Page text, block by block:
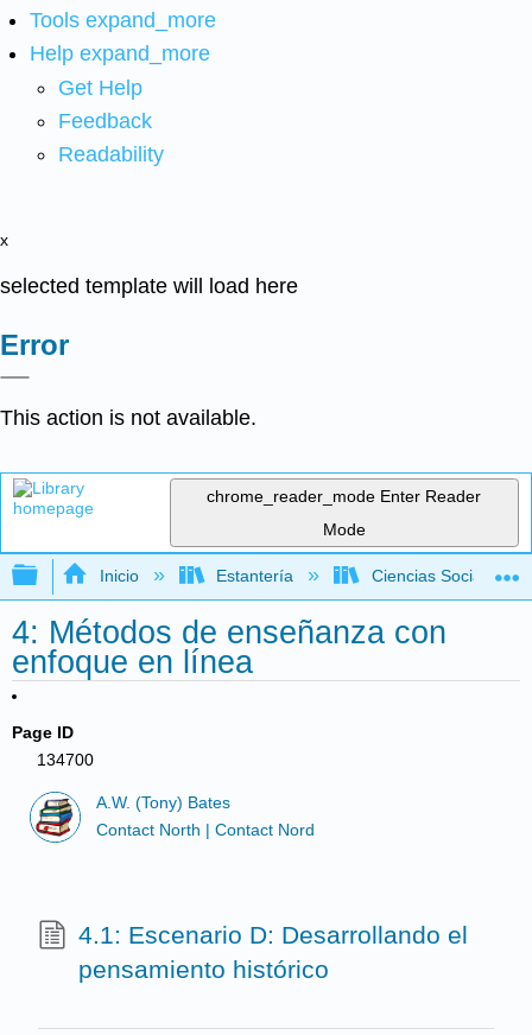
Tools expand_more
Help expand_more
Get Help
Feedback
Readability
x
selected template will load here
Error
This action is not available.
chrome_reader_mode Enter Reader
Mode
Expandir/contraer jerarquía global
Inicio Estantería Ciencias Sociales
4: Métodos de enseñanza con
enfoque en línea
Page ID
134700
A.W. (Tony) Bates
Contact North | Contact Nord
4.1: Escenario D: Desarrollando el
pensamiento histórico